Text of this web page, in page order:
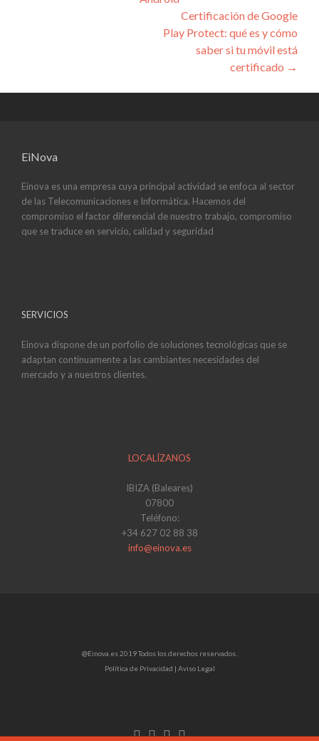
Certificación de Google
Play Protect: qué es y cómo
saber si tu móvil está
certificado →
EiNova
Einova es una empresa cuya principal actividad se enfoca al sector
de las Telecomunicaciones e Informática. Hacemos del
compromiso el factor diferencial de nuestro trabajo, compromiso
que se traduce en servicio, calidad y seguridad
SERVICIOS
Einova dispone de un porfolio de soluciones tecnológicas que se
adaptan continuamente a las cambiantes necesidades del
mercado y a nuestros clientes.
LOCALÍZANOS
IBIZA (Baleares)
07800
Teléfono:
+34 627 02 88 38
info@einova.es
@Einova.es 2019 Todos los derechos reservados.
Política de Privacidad | Aviso Legal
Enlace
Enlace
Enlace